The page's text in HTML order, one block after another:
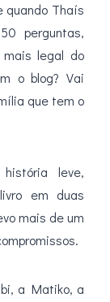
quando Thaís
perguntas,
legal do
o blog? Vai
que tem o
leve,
em duas
mais de um
a Matiko, a